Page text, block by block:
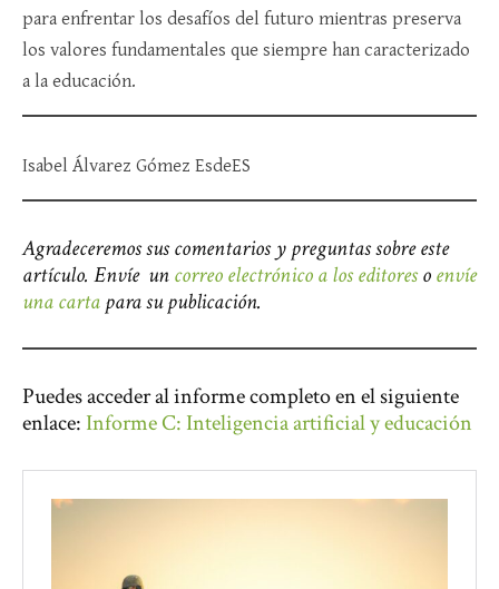
para enfrentar los desafíos del futuro mientras preserva
los valores fundamentales que siempre han caracterizado
a la educación.
Isabel Álvarez Gómez EsdeES
Agradeceremos sus comentarios y preguntas sobre este
artículo. Envíe uncorreo electrónico a los editoresoenvíe
una cartapara su publicación.
Puedes acceder al informe completo en el siguiente
enlace:Informe C: Inteligencia artificial y educación